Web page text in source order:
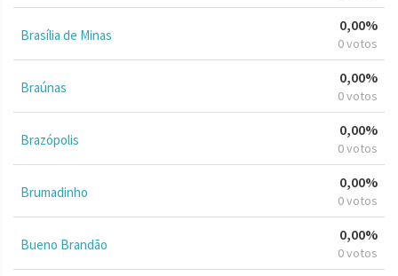
Brasília de Minas
0,00%
0 votos
Braúnas
0,00%
0 votos
Brazópolis
0,00%
0 votos
Brumadinho
0,00%
0 votos
Bueno Brandão
0,00%
0 votos